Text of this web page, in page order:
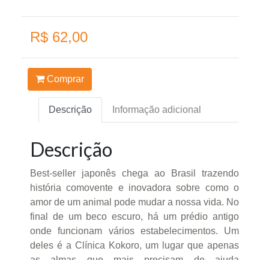
R$ 62,00
Comprar
Descrição Informação adicional
Descrição
Best-seller japonês chega ao Brasil trazendo
história comovente e inovadora sobre como o
amor de um animal pode mudar a nossa vida. No
final de um beco escuro, há um prédio antigo
onde funcionam vários estabelecimentos. Um
deles é a Clínica Kokoro, um lugar que apenas